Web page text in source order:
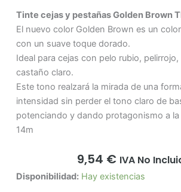
Tinte cejas y pestañas Golden Brown
El nuevo color Golden Brown es un
con un suave toque dorado.
Ideal para cejas con pelo rubio,
castaño claro.
Este tono realzará la mirada de una
intensidad sin perder el tono claro de
potenciando y dando protagonismo a
14m
9,54 € IVA No
Disponibilidad: Hay existencias
Tinte